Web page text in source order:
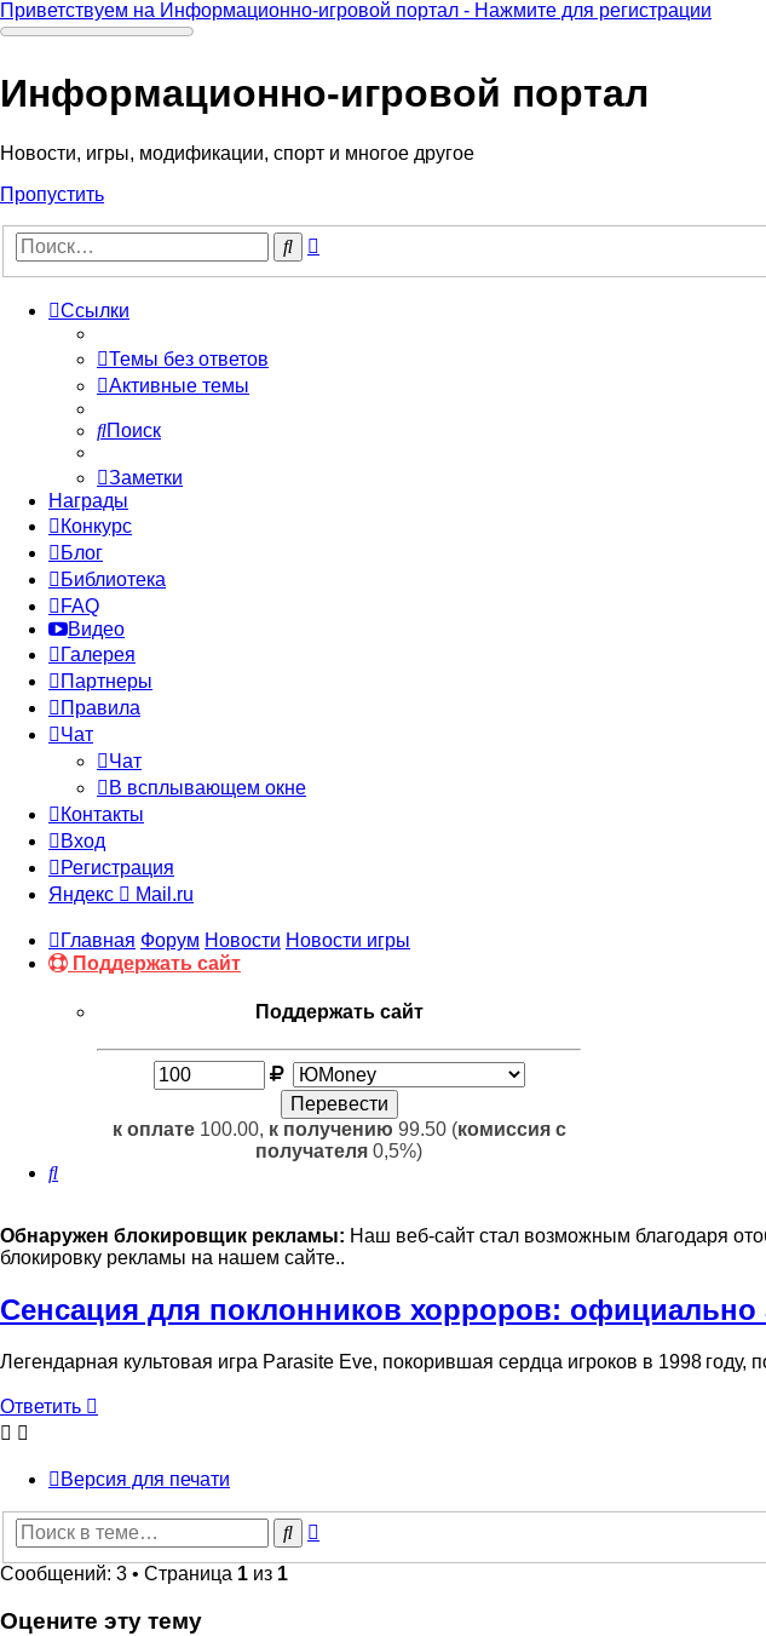
Приветствуем на Информационно-игровой портал - Нажмите для регистрации
Информационно-игровой портал
Новости, игры, модификации, спорт и многое другое
Пропустить
Поиск
Ссылки
Темы без ответов
Активные темы
Поиск
Заметки
Награды
Конкурс
Блог
Библиотека
FAQ
Видео
Галерея
Партнеры
Правила
Чат
Чат
В всплывающем окне
Контакты
Вход
Регистрация
Яндекс
Mail.ru
Главная Форум Новости Новости игры
Поддержать сайт
Поддержать сайт
к оплате100.00, к получению 99.50 (комиссия с
получателя 0,5%)
Поиск
Обнаружен блокировщик рекламы: Наш веб-сайт стал возможным благодаря
блокировку рекламы на нашем сайте..
Сенсация для поклонников хорроров: официально
Легендарная культовая игра Parasite Eve, покорившая сердца игроков в 1998
Ответить
Версия для печати
Поиск
Сообщений: 3 • Страница 1 из 1
Оцените эту тему